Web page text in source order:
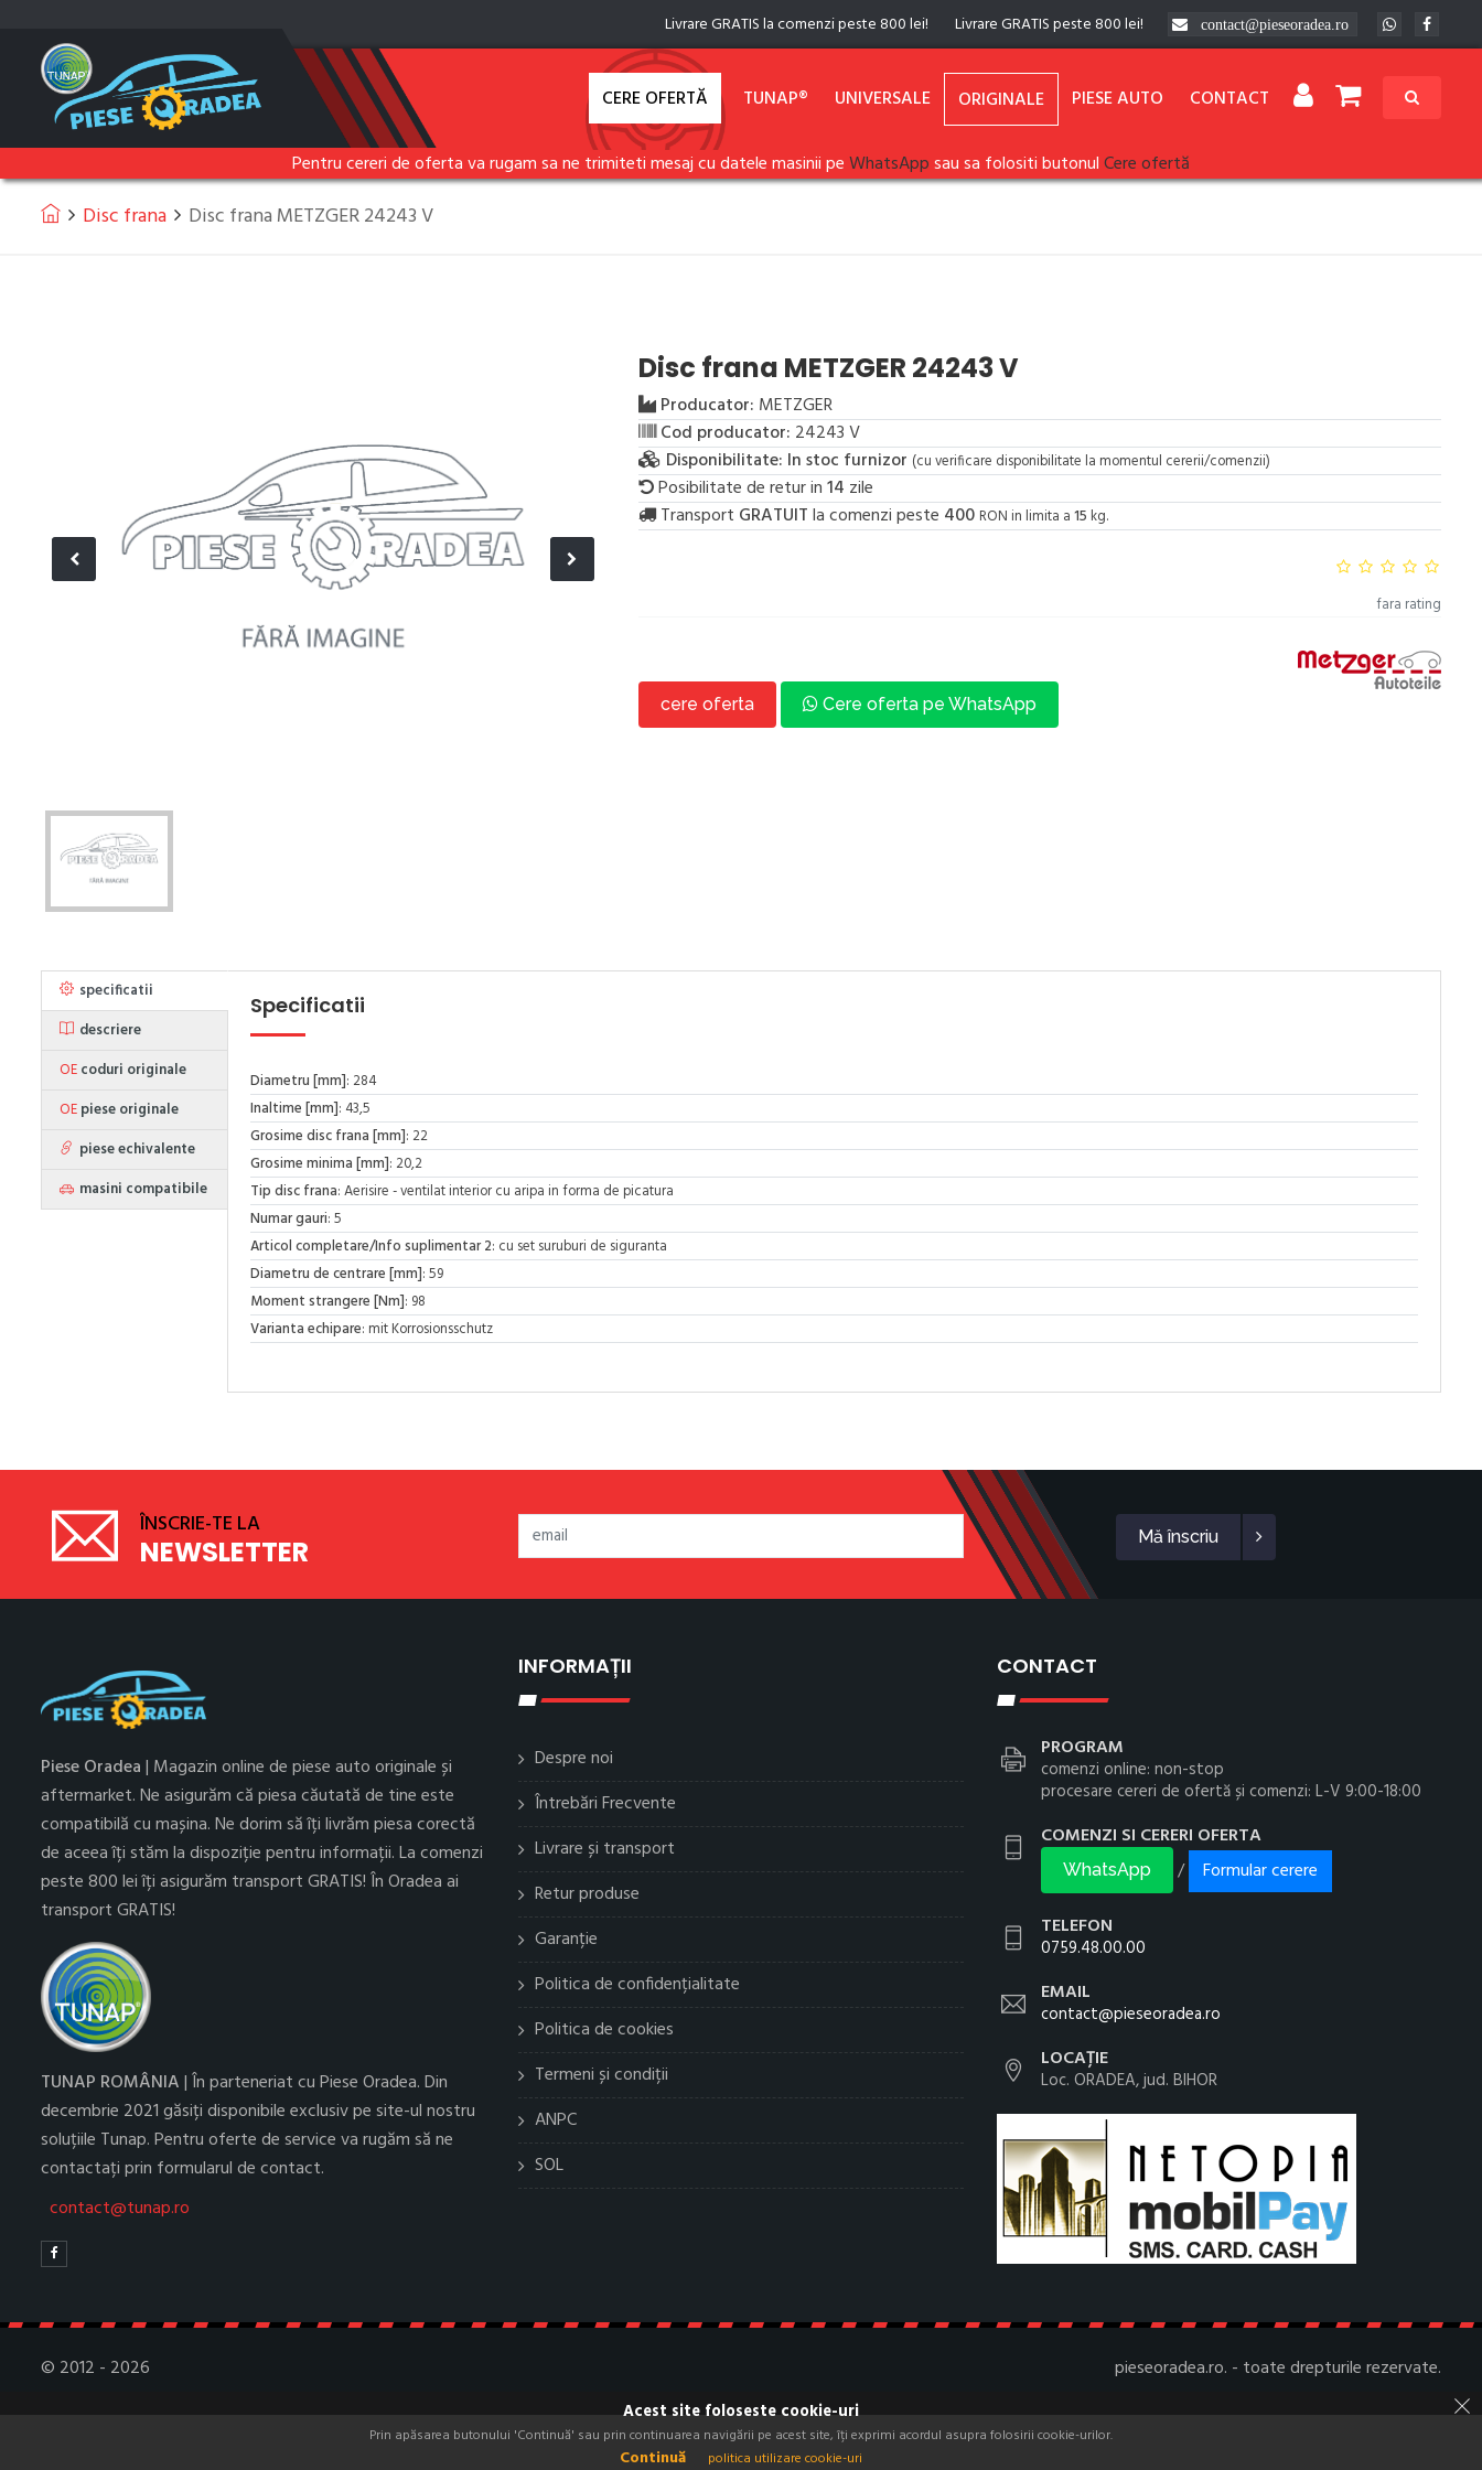
Livrare GRATIS la comenzi peste 800 lei! Livrare GRATIS peste 800 lei! contact@pieseoradea.ro
CERE OFERTĂ TUNAP® UNIVERSALE ORIGINALE PIESE AUTO CONTACT
Pentru cereri de oferta va rugam sa ne trimiteti mesaj cu datele masinii peWhatsAppsau sa folositi butonulCere ofertă
Disc frana Disc frana METZGER 24243 V
Disc frana METZGER 24243 V
Producator: METZGER
Cod producator: 24243 V
Disponibilitate: In stoc furnizor (cu verificare disponibilitate la momentul cererii/comenzii)
Posibilitate de retur in14 zile
Transport GRATUITla comenzi peste 400 RON in limita a15 kg.
fara rating
cere oferta Cere oferta pe WhatsApp
specificatii
descriere
OEcoduri originale
OEpiese originale
piese echivalente
masini compatibile
Specificatii
Diametru [mm]: 284
Inaltime [mm]: 43,5
Grosime disc frana [mm]: 22
Grosime minima [mm]: 20,2
Tip disc frana: Aerisire - ventilat interior cu aripa in forma de picatura
Numar gauri: 5
Articol completare/Info suplimentar 2: cu set suruburi de siguranta
Diametru de centrare [mm]: 59
Moment strangere [Nm]: 98
Varianta echipare: mit Korrosionsschutz
ÎNSCRIE-TE LA
NEWSLETTER Mă înscriu
Piese Oradea| Magazin online de piese auto originale și
aftermarket. Ne asigurăm că piesa căutată de tine este
compatibilă cu mașina. Ne dorim să îți livrăm piesa corectă
de aceea îți stăm la dispoziție pentru informații. La comenzi
peste 800 lei îți asigurăm transport GRATIS! În Oradea ai
transport GRATIS!
TUNAP ROMÂNIA| În parteneriat cu Piese Oradea. Din
decembrie 2021 găsiți disponibile exclusiv pe site-ul nostru
soluțiile Tunap. Pentru oferte de service va rugăm să ne
contactați prin formularul de contact.
contact@tunap.ro
INFORMAȚII
Despre noi
Întrebări Frecvente
Livrare și transport
Retur produse
Garanție
Politica de confidențialitate
Politica de cookies
Termeni și condiții
ANPC
SOL
CONTACT
PROGRAM
comenzi online: non-stop
procesare cereri de ofertă și comenzi: L-V 9:00-18:00
COMENZI SI CERERI OFERTA
WhatsApp /
Formular cerere
TELEFON
0759.48.00.00
EMAIL
contact@pieseoradea.ro
LOCAȚIE
Loc. ORADEA, jud. BIHOR
© 2012 - 2026 pieseoradea.ro. - toate drepturile rezervate.
Acest site foloseste cookie-uri
Prin apăsarea butonului 'Continuă' sau prin continuarea navigării pe acest site, îți exprimi acordul asupra folosirii cookie-urilor.
Continuă politica utilizare cookie-uri